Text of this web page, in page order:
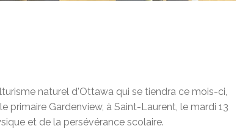
naturel d'Ottawa qui se tiendra ce mois-ci,
primaire Gardenview, à Saint-Laurent, le mardi 13
et de la persévérance scolaire.